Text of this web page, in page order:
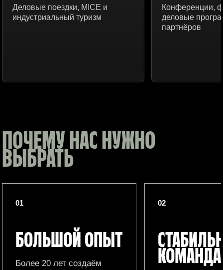
Деловые поездки, MICE и
индустриальный туризм
Конференции,
деловые
партнёров
ПОЧЕМУ НАС НУЖНО
ВЫБРАТЬ
01
БОЛЬШОЙ ОПЫТ
Более 20 лет создаём
02
КОМАНДА